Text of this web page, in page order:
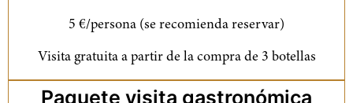
5 €/persona (se recomienda reservar)
Visita gratuita a partir de la compra de 3 botellas
Paquete visita gastronómica